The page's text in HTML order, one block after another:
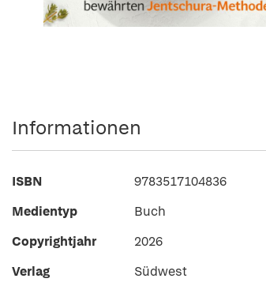
Informationen
ISBN
9783517104836
Medientyp
Buch
Copyrightjahr
2026
Verlag
Südwest